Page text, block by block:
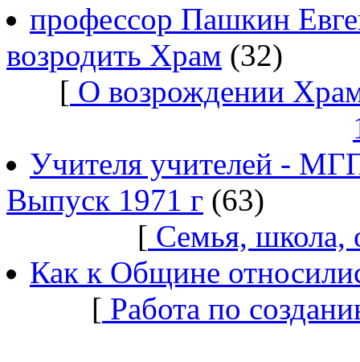
профессор Пашкин
возродить Храм (32)
[ О возрождении
Учителя учителей -
Выпуск 1971 г (63)
[ Семья, школа,
Как к Общине
[ Работа по